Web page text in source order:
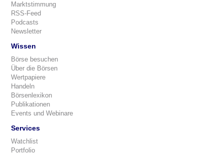
Marktstimmung
RSS-Feed
Podcasts
Newsletter
Wissen
Börse besuchen
Über die Börsen
Wertpapiere
Handeln
Börsenlexikon
Publikationen
Events und Webinare
Services
Watchlist
Portfolio